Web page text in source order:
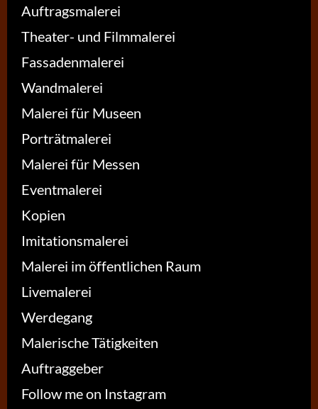
Auftragsmalerei
Theater- und Filmmalerei
Fassadenmalerei
Wandmalerei
Malerei für Museen
Porträtmalerei
Malerei für Messen
Eventmalerei
Kopien
Imitationsmalerei
Malerei im öffentlichen Raum
Livemalerei
Werdegang
Malerische Tätigkeiten
Auftraggeber
Follow me on Instagram